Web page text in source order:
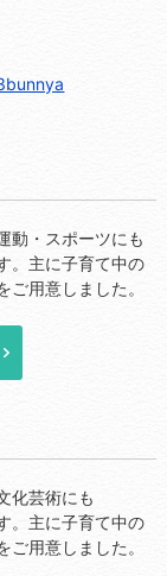
動・スポーツにも
。主に子育て中の
用意しました。
化芸術にも
。主に子育て中の
用意しました。